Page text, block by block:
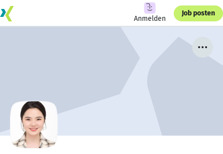
Anmelden
Job posten